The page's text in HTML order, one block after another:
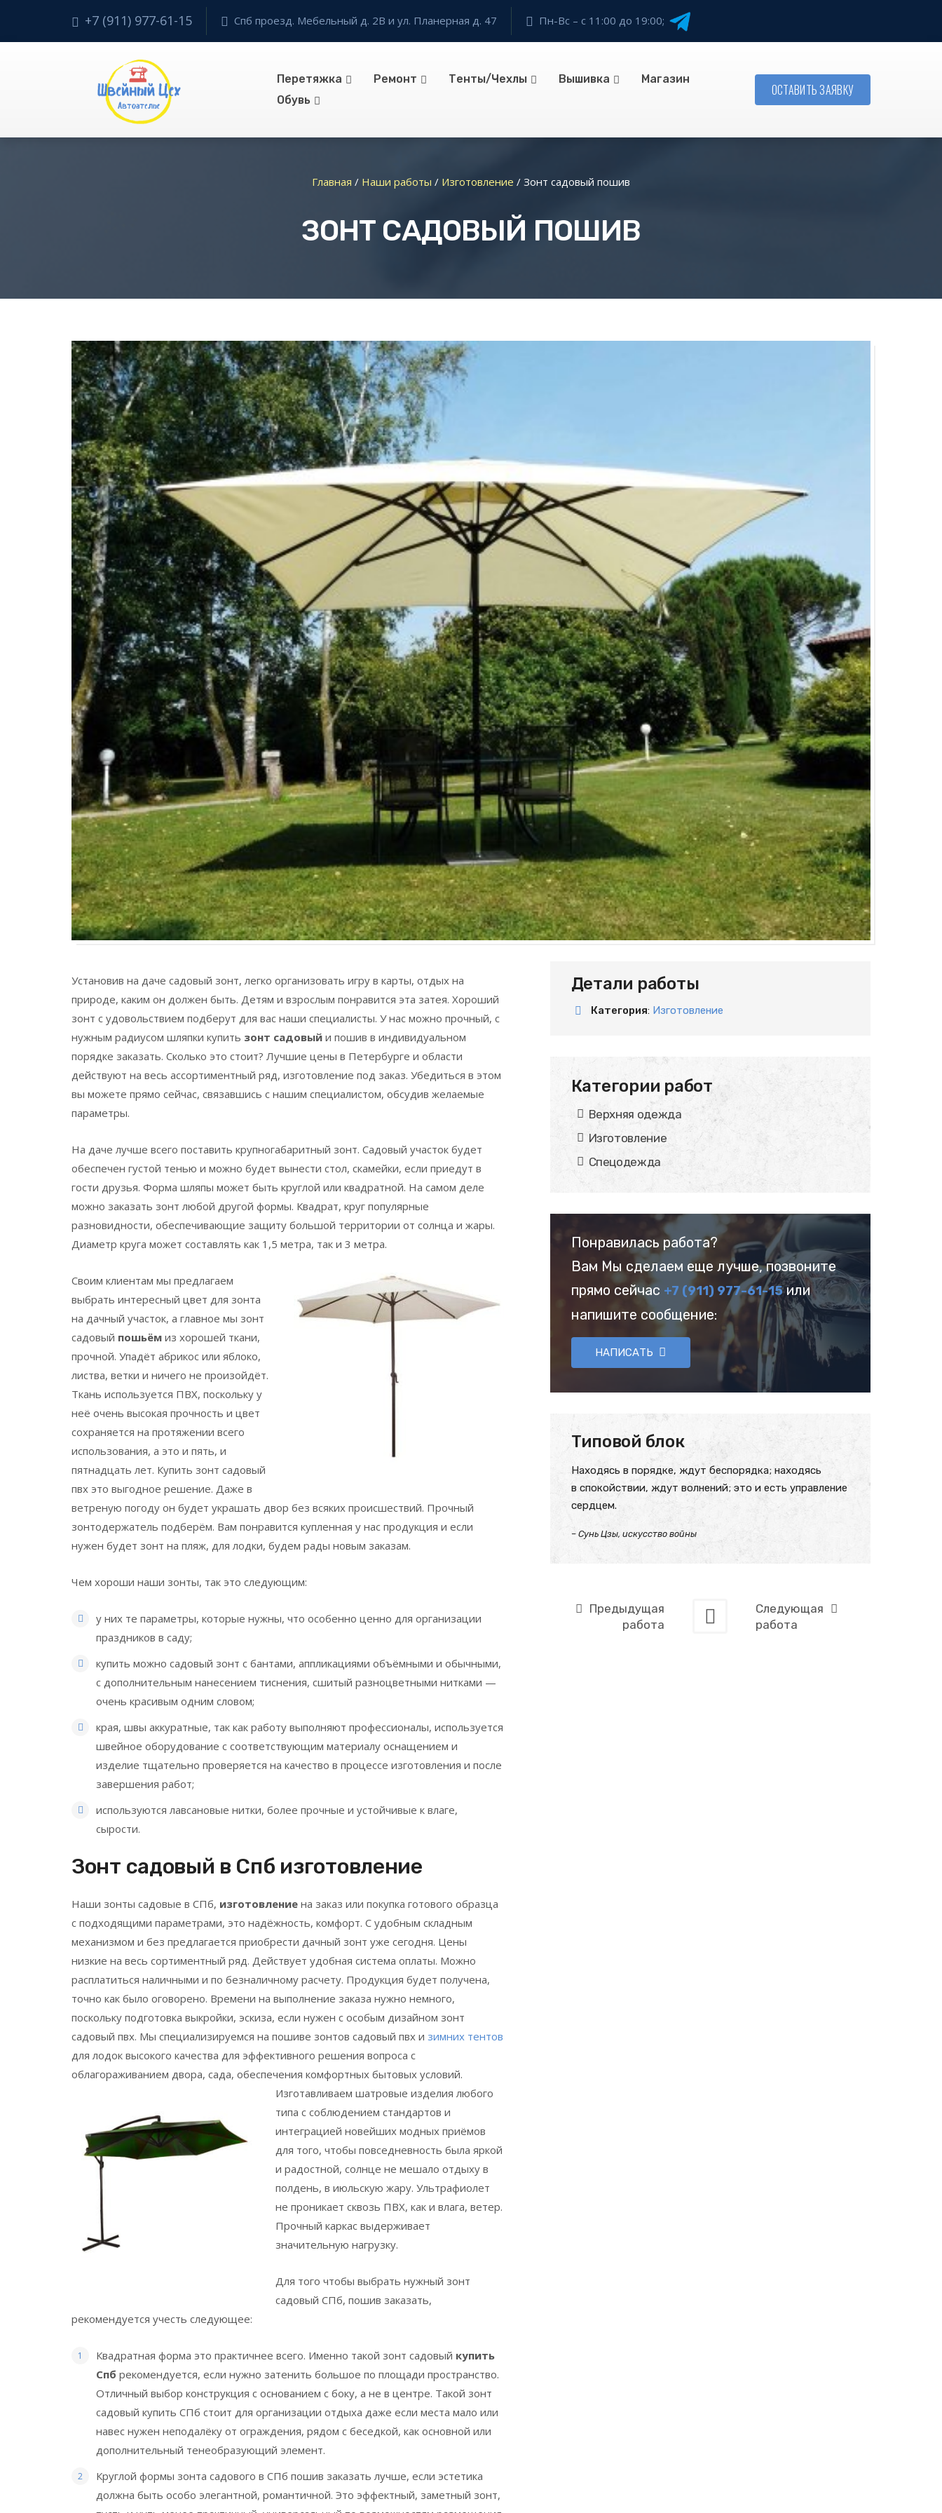
+7 (911) 977-61-15 Спб проезд. Мебельный д. 2В и ул. Планерная д. 47 Пн-Вс – с 11:00 до 19:00;
Перетяжка Ремонт Тенты/Чехлы Вышивка
Магазин
Обувь
ОСТАВИТЬ ЗАЯВКУ
Главная / Наши работы / Изготовление / Зонт садовый пошив
ЗОНТ САДОВЫЙ ПОШИВ
Установив на даче садовый зонт, легко организовать игру в карты, отдых на
природе, каким он должен быть. Детям и взрослым понравится эта затея. Хороший
зонт с удовольствием подберут для вас наши специалисты. У нас можно прочный, с
нужным радиусом шляпки купить зонт садовый и пошив в индивидуальном
порядке заказать. Сколько это стоит? Лучшие цены в Петербурге и области
действуют на весь ассортиментный ряд, изготовление под заказ. Убедиться в этом
вы можете прямо сейчас, связавшись с нашим специалистом, обсудив желаемые
параметры.
На даче лучше всего поставить крупногабаритный зонт. Садовый участок будет
обеспечен густой тенью и можно будет вынести стол, скамейки, если приедут в
гости друзья. Форма шляпы может быть круглой или квадратной. На самом деле
можно заказать зонт любой другой формы. Квадрат, круг популярные
разновидности, обеспечивающие защиту большой территории от солнца и жары.
Диаметр круга может составлять как 1,5 метра, так и 3 метра.
Своим клиентам мы предлагаем
выбрать интересный цвет для зонта
на дачный участок, а главное мы зонт
садовый пошьём из хорошей ткани,
прочной. Упадёт абрикос или яблоко,
листва, ветки и ничего не произойдёт.
Ткань используется ПВХ, поскольку у
неё очень высокая прочность и цвет
сохраняется на протяжении всего
использования, а это и пять, и
пятнадцать лет. Купить зонт садовый
пвх это выгодное решение. Даже в
ветреную погоду он будет украшать двор без всяких происшествий. Прочный
зонтодержатель подберём. Вам понравится купленная у нас продукция и если
нужен будет зонт на пляж, для лодки, будем рады новым заказам.
Чем хороши наши зонты, так это следующим:
у них те параметры, которые нужны, что особенно ценно для организации
праздников в саду;
купить можно садовый зонт с бантами, аппликациями объёмными и обычными,
с дополнительным нанесением тиснения, сшитый разноцветными нитками —
очень красивым одним словом;
края, швы аккуратные, так как работу выполняют профессионалы, используется
швейное оборудование с соответствующим материалу оснащением и
изделие тщательно проверяется на качество в процессе изготовления и после
завершения работ;
используются лавсановые нитки, более прочные и устойчивые к влаге,
сырости.
Зонт садовый в Спб изготовление
Наши зонты садовые в СПб, изготовление на заказ или покупка готового образца
с подходящими параметрами, это надёжность, комфорт. С удобным складным
механизмом и без предлагается приобрести дачный зонт уже сегодня. Цены
низкие на весь сортиментный ряд. Действует удобная система оплаты. Можно
расплатиться наличными и по безналичному расчету. Продукция будет получена,
точно как было оговорено. Времени на выполнение заказа нужно немного,
поскольку подготовка выкройки, эскиза, если нужен с особым дизайном зонт
садовый пвх. Мы специализируемся на пошиве зонтов садовый пвх и зимних тентов
для лодок высокого качества для эффективного решения вопроса с
облагораживанием двора, сада, обеспечения комфортных бытовых условий.
Изготавливаем шатровые изделия любого
типа с соблюдением стандартов и
интеграцией новейших модных приёмов
для того, чтобы повседневность была яркой
и радостной, солнце не мешало отдыху в
полдень, в июльскую жару. Ультрафиолет
не проникает сквозь ПВХ, как и влага, ветер.
Прочный каркас выдерживает
значительную нагрузку.
Для того чтобы выбрать нужный зонт
садовый СПб, пошив заказать,
рекомендуется учесть следующее:
Квадратная форма это практичнее всего. Именно такой зонт садовый купить
Спб рекомендуется, если нужно затенить большое по площади пространство.
Отличный выбор конструкция с основанием с боку, а не в центре. Такой зонт
садовый купить СПб стоит для организации отдыха даже если места мало или
навес нужен неподалёку от ограждения, рядом с беседкой, как основной или
дополнительный тенеобразующий элемент.
Круглой формы зонта садового в СПб пошив заказать лучше, если эстетика
должна быть особо элегантной, романтичной. Это эффектный, заметный зонт,
Детали работы
Категория: Изготовление
Категории работ
Верхняя одежда
Изготовление
Спецодежда
Понравилась работа?
Вам Мы сделаем еще лучше, позвоните
прямо сейчас +7 (911) 977-61-15или
напишите сообщение:
НАПИСАТЬ
Типовой блок
Находясь в порядке, ждут беспорядка; находясь
в спокойствии, ждут волнений; это и есть управление
сердцем.
– Сунь Цзы, искусство войны
Предыдущая
работа
Следующая
работа